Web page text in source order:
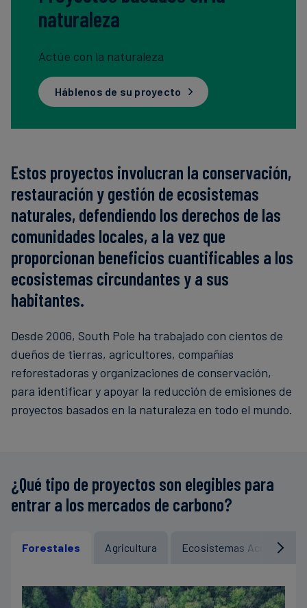
naturaleza
Actúe con la naturaleza
Háblenos de su proyecto
Estos proyectos involucran la conservación,
restauración y gestión de ecosistemas
naturales, defendiendo los derechos de las
comunidades locales, a la vez que
proporcionan beneficios cuantificables a los
ecosistemas circundantes y a sus
habitantes.
Desde 2006, South Pole ha trabajado con cientos de
dueños de tierras, agricultores, compañías
reforestadoras y organizaciones de conservación,
para identificar y apoyar la reducción de emisiones de
proyectos basados en la naturaleza en todo el mundo.
¿Qué tipo de proyectos son elegibles para
entrar a los mercados de carbono?
Forestales Agricultura Ecosistemas Acuáticos